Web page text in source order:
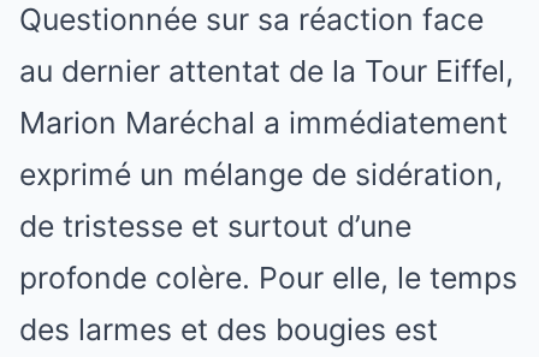
Questionnée sur sa réaction face
au dernier attentat de la Tour Eiffel,
Marion Maréchal a immédiatement
exprimé un mélange de sidération,
de tristesse et surtout d’une
profonde colère. Pour elle, le temps
des larmes et des bougies est